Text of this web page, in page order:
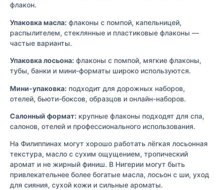
флакон.
Упаковка масла: флаконы с помпой, капельницей,
распылителем, стеклянные и пластиковые флаконы —
частые варианты.
Упаковка лосьона: флаконы с помпой, мягкие флаконы,
тубы, банки и мини-форматы широко используются.
Мини-упаковка: подходит для дорожных наборов,
отелей, бьюти-боксов, образцов и онлайн-наборов.
Салонный формат: крупные флаконы подходят для спа,
салонов, отелей и профессионального использования.
На Филиппинах могут хорошо работать лёгкая лосьонная
текстура, масло с сухим ощущением, тропический
аромат и не жирный финиш. В Нигерии могут быть
привлекательнее более богатые масла, лосьон с ши, уход
для сияния, сухой кожи и сильные ароматы.